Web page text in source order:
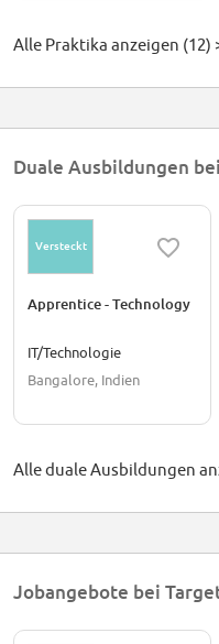
Alle Praktika anzeigen (12)
Duale Ausbildungen
Versteckt
Apprentice - Technology
IT/Technologie
Bangalore, Indien
Alle duale Ausbildungen
Jobangebote bei